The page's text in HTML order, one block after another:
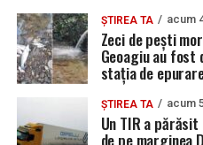
ȘTIREA TA acum
Zeci de pești
Geoagiu au
stația de
ȘTIREA TA acum
Un TIR a
de pe marginea